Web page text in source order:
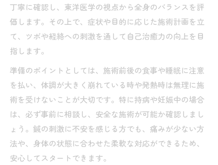
体調不良を感じたら鍼灸でバランス調整
鍼灸は体調不良時にどう活かされるか解説
鍼灸で心身のバランスを整えるポイント
鍼灸で感じる体調変化とセルフケアの併用
鍼灸施術を受ける際の不調サインの見極め
方
鍼灸の科学的根拠と効果の理由を解明
鍼灸の科学的根拠と最新研究を紹介
なぜ鍼灸が体質改善に効果的なのかを考察
丁寧に確認し、東洋医学の視点から全身のバランスを評
価します。その上で、症状や目的に応じた施術計画を立
て、ツボや経絡への刺激を通して自己治癒力の向上を目
指します。
準備のポイントとしては、施術前後の食事や睡眠に注意
を払い、体調が大きく崩れている時や発熱時は無理に施
術を受けないことが大切です。特に持病や妊娠中の場合
は、必ず事前に相談し、安全な施術が可能か確認しまし
ょう。鍼の刺激に不安を感じる方でも、痛みが少ない方
法や、身体の状態に合わせた柔軟な対応ができるため、
安心してスタートできます。